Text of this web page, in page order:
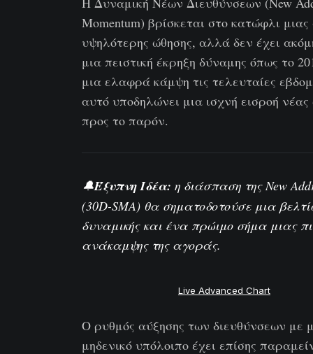
Momentum) βρίσκεται στο κατώφλι
υψηλότερης ώθησης, αλλά δεν έχει
μια πειστική έκρηξη δύναμης όπως το
μια ελαφρά κάμψη τις τελευταίες
αυτό υποδηλώνει μια ισχνή εισροή νέας
προς το παρόν.
🔔Έξυπνη Ιδέα: η διάσπαση τηςNew
(30D-SMA) θα σηματοδοτούσε μια
δυναμικής και ένα πρώιμο σήμα μιας
ανάκαμψης της αγοράς.
Live Advanced Chart
Ο ρυθμός αύξησης των διευθύνσεων με
μηδενικό υπόλοιπο έχει επίσης